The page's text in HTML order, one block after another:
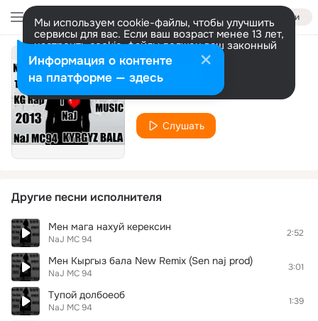
Войти
Мы используем cookie-файлы, чтобы улучшить
сервисы для вас. Если ваш возраст менее 13 лет,
настроить cookie-файлы должен ваш законный
представитель. Больше информации
Разрешить все Настроить
Кыргыз реп
NaJ MC 94
Слушать
Другие песни исполнителя
Мен мага нахуй керексин
NaJ MC 94
2:52
Мен Кыргыз бала New Remix (Sen naj prod)
NaJ MC 94
3:01
Тупой долбоеоб
NaJ MC 94
1:39
Информация о контенте
на платформе — здесь